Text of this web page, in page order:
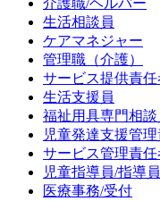
介護職/ヘルパー
生活相談員
ケアマネジャー
管理職（介護）
サービス提供責任
生活支援員
福祉用具専門相談
児童発達支援管
サービス管理責任
児童指導員/指導員
医療事務/受付